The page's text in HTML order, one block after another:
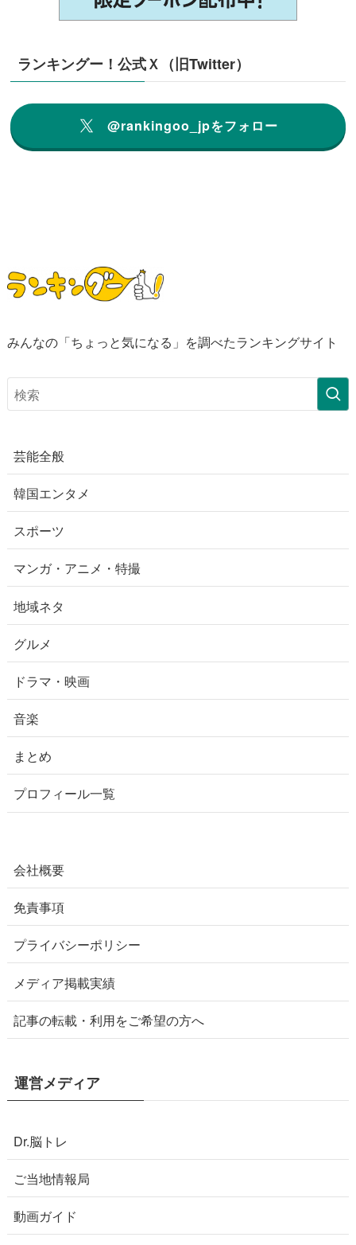
ランキングー！公式Ｘ（旧Twitter）
@rankingoo_jpをフォロー
みんなの「ちょっと気になる」を調べたランキングサイト
芸能全般
韓国エンタメ
スポーツ
マンガ・アニメ・特撮
地域ネタ
グルメ
ドラマ・映画
音楽
まとめ
プロフィール一覧
会社概要
免責事項
プライバシーポリシー
メディア掲載実績
記事の転載・利用をご希望の方へ
運営メディア
Dr.脳トレ
ご当地情報局
動画ガイド